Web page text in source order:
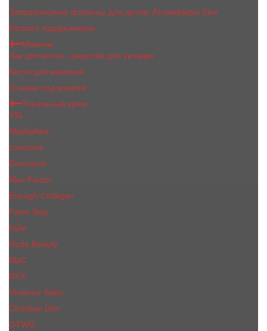
Заправляемые флаконы для духов, Атомайзеры 5мл
Каталог парфюмерии
Макияж
Лак для волос, средства для укладки
Кисти для макияжа
Основа под макияж
Тональный крем
YSL
Maybelline
Lancome
Dermacol
Max Factor
Enough Collagen
Farm Stay
Kylie
Huda Beauty
МаС
NYX
Vivienne Sabo
Сhristiаn Diоr
OTWO